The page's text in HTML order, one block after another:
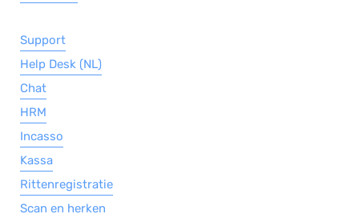
Support
Help Desk (NL)
Chat
HRM
Incasso
Kassa
Rittenregistratie
Scan en herken